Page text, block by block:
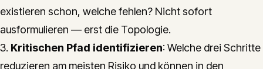
existieren schon, welche fehlen? Nicht sofort
ausformulieren — erst die Topologie.
3. Kritischen Pfad identifizieren: Welche drei Schritte
reduzieren am meisten Risiko und können in den